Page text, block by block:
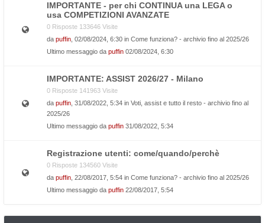
IMPORTANTE - per chi CONTINUA una LEGA o
usa COMPETIZIONI AVANZATE
0 Risposte 133646 Visite
da puffin , 02/08/2024, 6:30 in Come funziona? - archivio fino al 2025/26
Ultimo messaggio da puffin 02/08/2024, 6:30
IMPORTANTE: ASSIST 2026/27 - Milano
0 Risposte 141963 Visite
da puffin , 31/08/2022, 5:34 in Voti, assist e tutto il resto - archivio fino al
2025/26
Ultimo messaggio da puffin 31/08/2022, 5:34
Registrazione utenti: come/quando/perchè
0 Risposte 134560 Visite
da puffin , 22/08/2017, 5:54 in Come funziona? - archivio fino al 2025/26
Ultimo messaggio da puffin 22/08/2017, 5:54